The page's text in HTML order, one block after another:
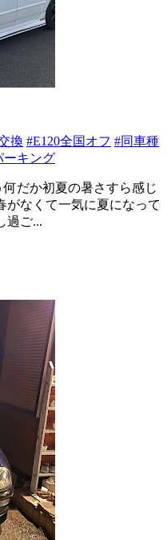
換 #E120全国オフ #同車種
ーキング
何だか初夏の暑さすら感じ
がなくて一気に夏になって
過ご...